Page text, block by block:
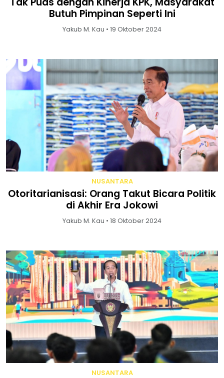
Butuh Pimpinan Seperti Ini
Yakub M. Kau • 19 Oktober 2024
NUSANTARA
Otoritarianisasi: Orang Takut Bicara Politik
di Akhir Era Jokowi
Yakub M. Kau • 18 Oktober 2024
NUSANTARA